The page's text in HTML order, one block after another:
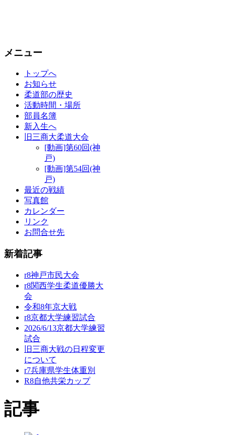
メニュー
トップへ
お知らせ
柔道部の歴史
活動時間・場所
部員名簿
新入生へ
旧三商大柔道大会
[動画]第60回(神
戸)
[動画]第54回(神
戸)
最近の戦績
写真館
カレンダー
リンク
お問合せ先
新着記事
r8神戸市民大会
r8関西学生柔道優勝大
会
令和8年京大戦
r8京都大学練習試合
2026/6/13京都大学練習
試合
旧三商大戦の日程変更
について
r7兵庫県学生体重別
R8自他共栄カップ
記事